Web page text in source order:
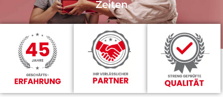
Zeiten